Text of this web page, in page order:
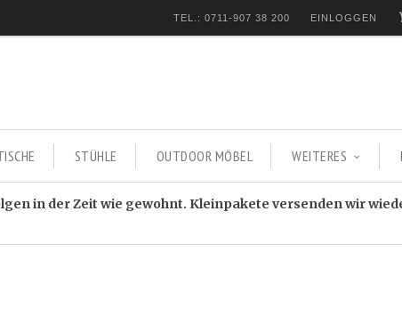
TEL.: 0711-907 38 200 EINLOGGEN
STÜHLE OUTDOOR MÖBEL WEITERES
in der Zeit wie gewohnt. Kleinpakete versenden wir